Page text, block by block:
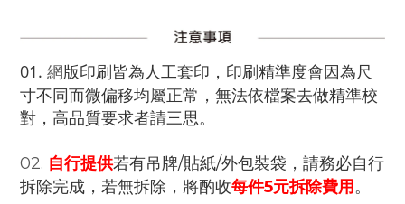
01. 網版印刷皆為人工套印，印刷精準度會因為尺
寸不同而微偏移均屬正常，無法依檔案去做精準校
對，高品質要求者請三思。
02. 自行提供若有吊牌/貼紙/外包裝袋，請務必自行
拆除完成，若無拆除，將酌收每件5元拆除費用。